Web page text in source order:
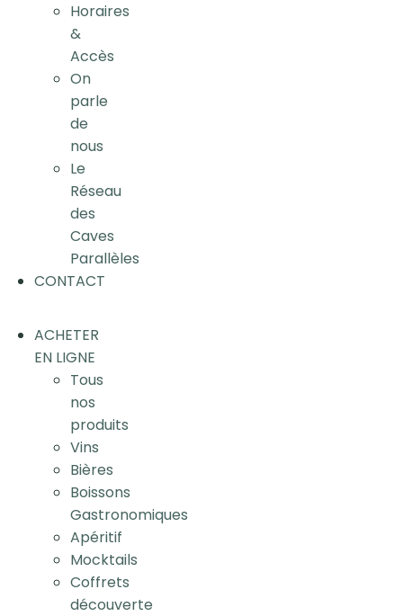
Horaires
&
Accès
On
parle
de
nous
Le
Réseau
des
Caves
Parallèles
CONTACT
ACHETER
EN LIGNE
Tous
nos
produits
Vins
Bières
Boissons
Gastronomiques
Apéritif
Mocktails
Coffrets
découverte